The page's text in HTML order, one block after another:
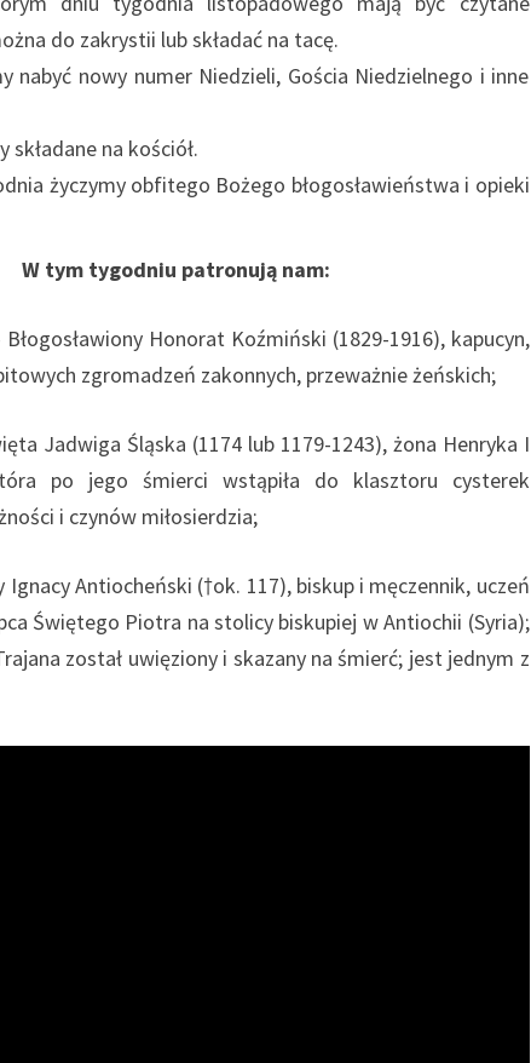
do zakrystii lub składać na tacę.
nabyć nowy numer Niedzieli, Gościa Niedzielnego i inne
składane na kościół.
życzymy obfitego Bożego błogosławieństwa i opieki
patronują nam:
Honorat Koźmiński (1829-1916), kapucyn,
zgromadzeń zakonnych, przeważnie żeńskich;
Jadwiga Śląska (1174 lub 1179-1243), żona Henryka I
po jego śmierci wstąpiła do klasztoru cysterek
i czynów miłosierdzia;
Antiocheński (†ok. 117), biskup i męczennik, uczeń
Świętego Piotra na stolicy biskupiej w Antiochii (Syria);
został uwięziony i skazany na śmierć; jest jednym z